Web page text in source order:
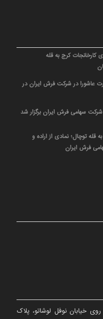
کارخانجات کرج به قله
عاشورا در شرکت فرش ایران در
شرکت سهامی فرش ایران برگزار شد
توچال؛ نمادی از اراده و
فرش ایران
خیابان نوفل لوشاتو، پلاک